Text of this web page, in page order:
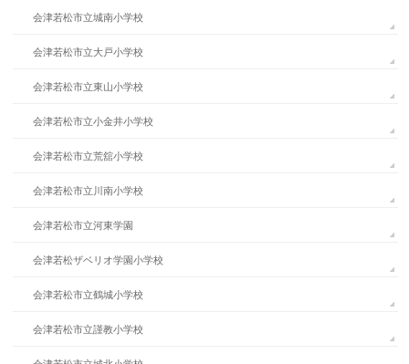
会津若松市立城南小学校
会津若松市立大戸小学校
会津若松市立東山小学校
会津若松市立小金井小学校
会津若松市立荒舘小学校
会津若松市立川南小学校
会津若松市立河東学園
会津若松ザベリオ学園小学校
会津若松市立鶴城小学校
会津若松市立謹教小学校